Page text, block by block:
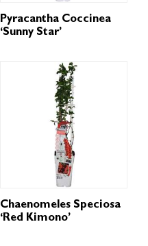
Pyracantha Coccinea
‘Sunny Star’
Chaenomeles Speciosa
‘Red Kimono’